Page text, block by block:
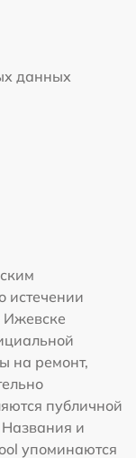
данных
истечении
Ижевске
на ремонт,
публичной
и
упоминаются